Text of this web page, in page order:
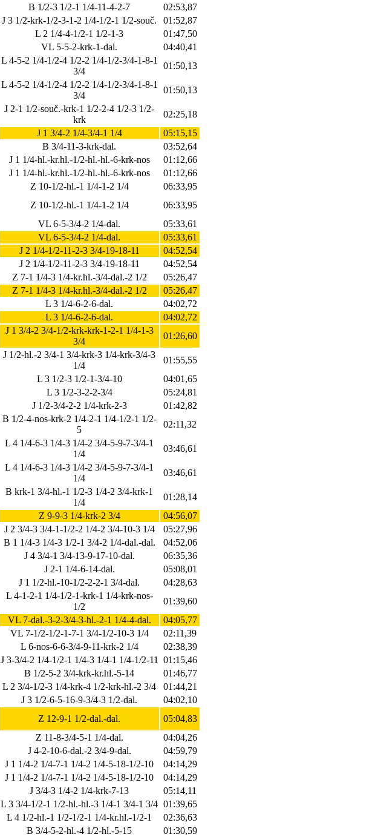
B 1/2-3 1/2-1 1/4-11-4-2-7
02:53,87
J 3 1/2-krk-1/2-3-1-2 1/4-1/2-1 1/2-souč.
01:52,87
L 2 1/4-4-1/2-1 1/2-1-3
01:47,50
VL 5-5-2-krk-1-dal.
04:40,41
L 4-5-2 1/4-1/2-4 1/2-2 1/4-1/2-3/4-1-8-1
3/4
01:50,13
L 4-5-2 1/4-1/2-4 1/2-2 1/4-1/2-3/4-1-8-1
3/4
01:50,13
J 2-1 1/2-souč.-krk-1 1/2-2-4 1/2-3 1/2-
krk
02:25,18
J 1 3/4-2 1/4-3/4-1 1/4
05:15,15
B 3/4-11-3-krk-dal.
03:52,64
J 1 1/4-hl.-kr.hl.-1/2-hl.-hl.-6-krk-nos
01:12,66
J 1 1/4-hl.-kr.hl.-1/2-hl.-hl.-6-krk-nos
01:12,66
Z 10-1/2-hl.-1 1/4-1-2 1/4
06:33,95
Z 10-1/2-hl.-1 1/4-1-2 1/4
06:33,95
VL 6-5-3/4-2 1/4-dal.
05:33,61
VL 6-5-3/4-2 1/4-dal.
05:33,61
J 2 1/4-1/2-11-2-3 3/4-19-18-11
04:52,54
J 2 1/4-1/2-11-2-3 3/4-19-18-11
04:52,54
Z 7-1 1/4-3 1/4-kr.hl.-3/4-dal.-2 1/2
05:26,47
Z 7-1 1/4-3 1/4-kr.hl.-3/4-dal.-2 1/2
05:26,47
L 3 1/4-6-2-6-dal.
04:02,72
L 3 1/4-6-2-6-dal.
04:02,72
J 1 3/4-2 3/4-1/2-krk-krk-1-2-1 1/4-1-3
3/4
01:26,60
J 1/2-hl.-2 3/4-1 3/4-krk-3 1/4-krk-3/4-3
1/4
01:55,55
L 3 1/2-3 1/2-1-3/4-10
04:01,65
L 3 1/2-3-2-2-3/4
05:24,81
J 1/2-3/4-2-2 1/4-krk-2-3
01:42,82
B 1/2-4-nos-krk-2 1/4-2-1 1/4-1/2-1 1/2-
5
02:11,32
L 4 1/4-6-3 1/4-3 1/4-2 3/4-5-9-7-3/4-1
1/4
03:46,61
L 4 1/4-6-3 1/4-3 1/4-2 3/4-5-9-7-3/4-1
1/4
03:46,61
B krk-1 3/4-hl.-1 1/2-3 1/4-2 3/4-krk-1
1/4
01:28,14
Z 9-9-3 1/4-krk-2 3/4
04:56,07
J 2 3/4-3 3/4-1-1/2-2 1/4-2 3/4-10-3 1/4
05:27,96
B 1 1/4-3 1/4-3 1/2-1 3/4-2 1/4-dal.-dal.
04:52,06
J 4 3/4-1 3/4-13-9-17-10-dal.
06:35,36
J 2-1 1/4-6-14-dal.
05:08,01
J 1 1/2-hl.-10-1/2-2-2-1 3/4-dal.
04:28,63
L 4-1-2-1 1/4-1/2-1-krk-1 1/4-krk-nos-
1/2
01:39,60
VL 7-dal.-3-2-3/4-3-hl.-2-1 1/4-4-dal.
04:05,77
VL 7-1/2-1/2-1-7-1 3/4-1/2-10-3 1/4
02:11,39
L 6-nos-6-6-3/4-9-11-krk-2 1/4
02:38,39
J 3-3/4-2 1/4-1/2-1 1/4-3 1/4-1 1/4-1/2-11
01:15,46
B 1/2-5-2 3/4-krk-kr.hl.-5-14
01:46,77
L 2 3/4-1/2-3 1/4-krk-4 1/2-krk-hl.-2 3/4
01:44,21
J 3 1/2-6-5-16-9-3/4-3 1/2-dal.
04:02,10
Z 12-9-1 1/2-dal.-dal.
05:04,83
Z 11-8-3/4-5-1 1/4-dal.
04:04,26
J 4-2-10-6-dal.-2 3/4-9-dal.
04:59,79
J 1 1/4-2 1/4-7-1 1/4-2 1/4-5-18-1/2-10
04:14,29
J 1 1/4-2 1/4-7-1 1/4-2 1/4-5-18-1/2-10
04:14,29
J 3/4-3 1/4-2 1/4-krk-7-13
05:14,11
L 3 3/4-1/2-1 1/2-hl.-hl.-3 1/4-1 3/4-1 3/4 01:39,65
L 4 1/2-hl.-1 1/2-1/2-1 1/4-kr.hl.-1/2-1
02:36,63
B 3/4-5-2-hl.-4 1/2-hl.-5-15
01:30,59